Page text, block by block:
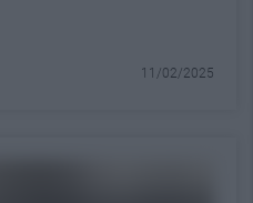
11/02/2025